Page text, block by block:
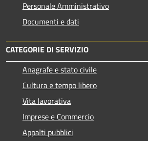
Personale Amministrativo
Documenti e dati
CATEGORIE DI SERVIZIO
Anagrafe e stato civile
Cultura e tempo libero
Vita lavorativa
Imprese e Commercio
Appalti pubblici